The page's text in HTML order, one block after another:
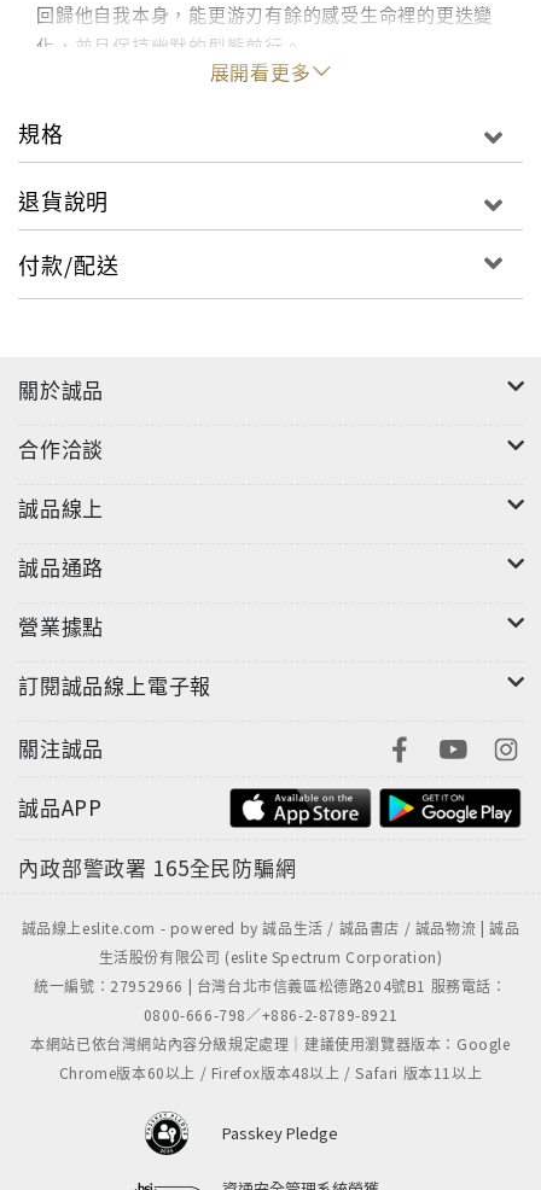
回歸他自我本身，能更游刃有餘的感受生命裡的更迭變
化，並且保持幽默的型態前行。
展開看更多
規格
退貨說明
付款/配送
關於誠品
合作洽談
誠品線上
誠品通路
營業據點
訂閱誠品線上電子報
關注誠品
誠品APP
內政部警政署 165全民防騙網
誠品線上eslite.com - powered by 誠品生活 / 誠品書店 / 誠品物流 | 誠品
生活股份有限公司 (eslite Spectrum Corporation)
統一編號：27952966 | 台灣台北市信義區松德路204號B1 服務電話：
0800-666-798／+886-2-8789-8921
本網站已依台灣網站內容分級規定處理｜建議使用瀏覽器版本：Google
Chrome版本60以上 / Firefox版本48以上 / Safari 版本11以上
Passkey Pledge